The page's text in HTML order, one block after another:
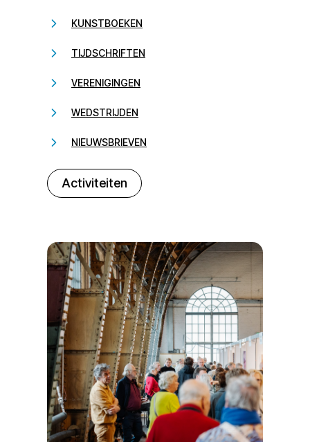
KUNSTBOEKEN
TIJDSCHRIFTEN
VERENIGINGEN
WEDSTRIJDEN
NIEUWSBRIEVEN
Activiteiten
232323